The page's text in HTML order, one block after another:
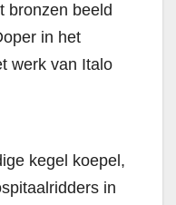
bronzen beeld
in het
werk van Italo
kegel koepel,
in